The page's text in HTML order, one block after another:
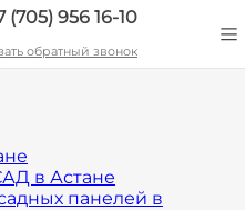
(705) 956 16-10
обратный звонок
в Астане
панелей в